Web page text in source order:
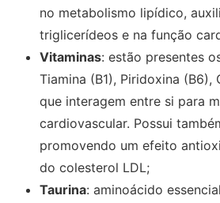
no metabolismo lipídico,
triglicerídeos e na função
Vitaminas: estão presentes
Tiamina (B1), Piridoxina (B6),
que interagem entre si para
cardiovascular. Possui
promovendo um efeito
do colesterol LDL;
Taurina: aminoácido